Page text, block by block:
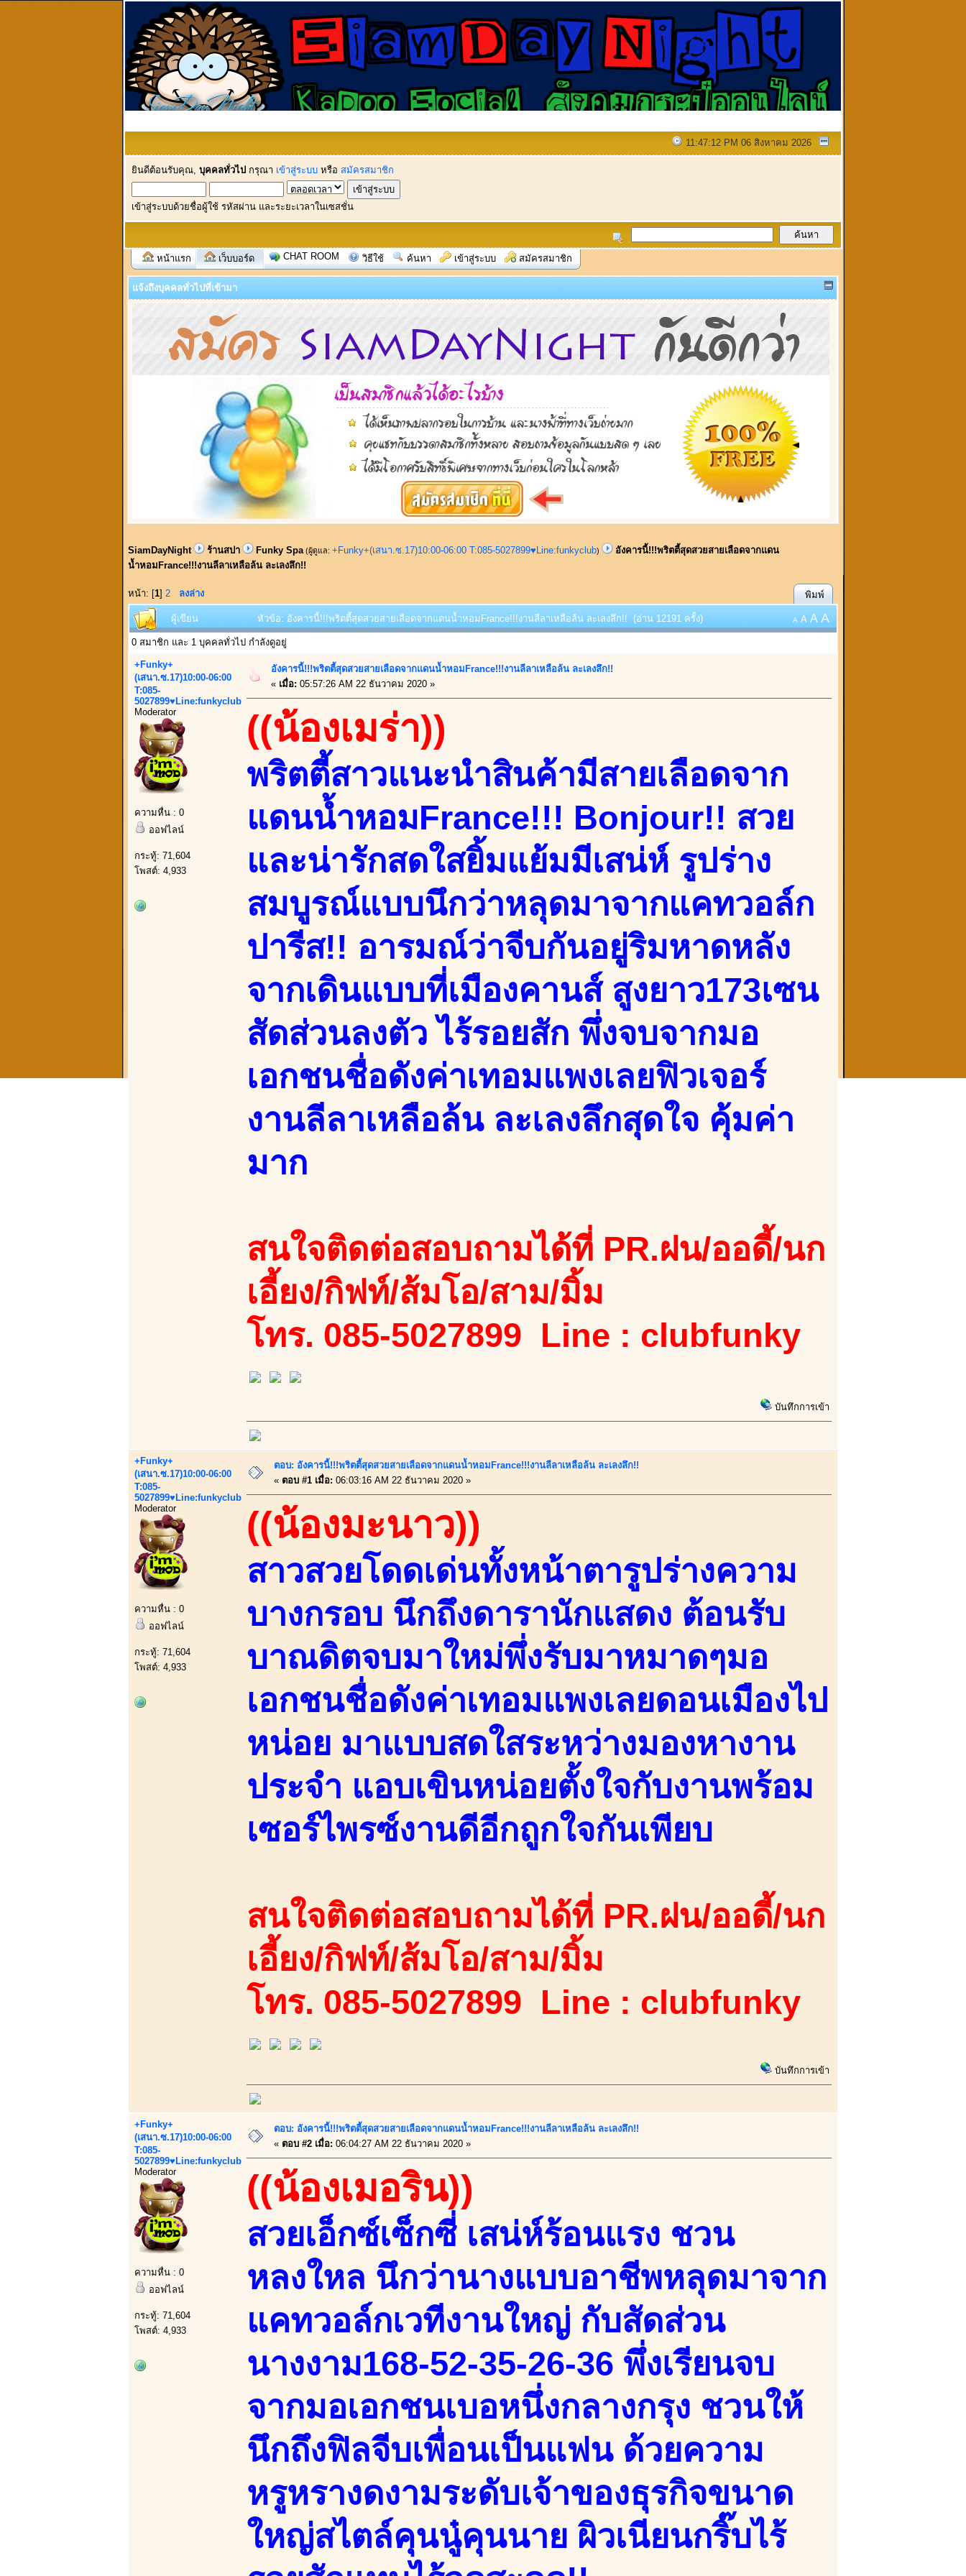
11:47:12 PM 06 สิงหาคม 2026
ยินดีต้อนรับคุณ, บุคคลทั่วไป กรุณา เข้าสู่ระบบ หรือ สมัครสมาชิก
เข้าสู่ระบบด้วยชื่อผู้ใช้ รหัสผ่าน และระยะเวลาในเซสชั่น
หน้าแรก เว็บบอร์ด CHAT ROOM วิธีใช้ ค้นหา เข้าสู่ระบบ สมัครสมาชิก
แจ้งถึงบุคคลทั่วไปที่เข้ามา
SiamDayNight ร้านสปา Funky Spa (ผู้ดูแล: +Funky+(เสนา.ซ.17)10:00-06:00 T:085-5027899♥Line:funkyclub)
อังคารนี้!!!พริตตี้สุดสวยสายเลือดจากแดน
น้ำหอมFrance!!!งานลีลาเหลือล้น ละเลงลึก!!
หน้า: [1] 2 ลงล่าง พิมพ์
ผู้เขียน หัวข้อ: อังคารนี้!!!พริตตี้สุดสวยสายเลือดจากแดนน้ำหอมFrance!!!งานลีลาเหลือล้น ละเลงลึก!! (อ่าน 12191 ครั้ง) A A A A
0 สมาชิก และ 1 บุคคลทั่วไป กำลังดูอยู่
+Funky+
(เสนา.ซ.17)10:00-06:00
T:085-
5027899♥Line:funkyclub
Moderator
ความหื่น : 0
ออฟไลน์
กระทู้: 71,604
โพสต์: 4,933
อังคารนี้!!!พริตตี้สุดสวยสายเลือดจากแดนน้ำหอมFrance!!!งานลีลาเหลือล้น ละเลงลึก!!
« เมื่อ: 05:57:26 AM 22 ธันวาคม 2020 »
((น้องเมร่า))
พริตตี้สาวแนะนำสินค้ามีสายเลือดจาก
แดนน้ำหอมFrance!!! Bonjour!! สวย
และน่ารักสดใสยิ้มแย้มมีเสน่ห์ รูปร่าง
สมบูรณ์แบบนึกว่าหลุดมาจากแคทวอล์ก
ปารีส!! อารมณ์ว่าจีบกันอยู่ริมหาดหลัง
จากเดินแบบที่เมืองคานส์ สูงยาว173เซน
สัดส่วนลงตัว ไร้รอยสัก พึ่งจบจากมอ
เอกชนชื่อดังค่าเทอมแพงเลยฟิวเจอร์
งานลีลาเหลือล้น ละเลงลึกสุดใจ คุ้มค่า
มาก
สนใจติดต่อสอบถามได้ที่ PR.ฝน/ออดี้/นก
เอี้ยง/กิฟท์/ส้มโอ/สาม/มิ้ม
โทร. 085-5027899 Line : clubfunky
บันทึกการเข้า
+Funky+
(เสนา.ซ.17)10:00-06:00
T:085-
5027899♥Line:funkyclub
Moderator
ความหื่น : 0
ออฟไลน์
กระทู้: 71,604
โพสต์: 4,933
ตอบ: อังคารนี้!!!พริตตี้สุดสวยสายเลือดจากแดนน้ำหอมFrance!!!งานลีลาเหลือล้น ละเลงลึก!!
« ตอบ #1 เมื่อ: 06:03:16 AM 22 ธันวาคม 2020 »
((น้องมะนาว))
สาวสวยโดดเด่นทั้งหน้าตารูปร่างความ
บางกรอบ นึกถึงดารานักแสดง ต้อนรับ
บาณดิตจบมาใหม่พึ่งรับมาหมาดๆมอ
เอกชนชื่อดังค่าเทอมแพงเลยดอนเมืองไป
หน่อย มาแบบสดใสระหว่างมองหางาน
ประจำ แอบเขินหน่อยตั้งใจกับงานพร้อม
เซอร์ไพรซ์งานดีอีกถูกใจกันเพียบ
สนใจติดต่อสอบถามได้ที่ PR.ฝน/ออดี้/นก
เอี้ยง/กิฟท์/ส้มโอ/สาม/มิ้ม
โทร. 085-5027899 Line : clubfunky
บันทึกการเข้า
+Funky+
(เสนา.ซ.17)10:00-06:00
T:085-
5027899♥Line:funkyclub
Moderator
ความหื่น : 0
ออฟไลน์
กระทู้: 71,604
โพสต์: 4,933
ตอบ: อังคารนี้!!!พริตตี้สุดสวยสายเลือดจากแดนน้ำหอมFrance!!!งานลีลาเหลือล้น ละเลงลึก!!
« ตอบ #2 เมื่อ: 06:04:27 AM 22 ธันวาคม 2020 »
((น้องเมอริน))
สวยเอ็กซ์เซ็กซี่ เสน่ห์ร้อนแรง ชวน
หลงใหล นึกว่านางแบบอาชีพหลุดมาจาก
แคทวอล์กเวทีงานใหญ่ กับสัดส่วน
นางงาม168-52-35-26-36 พึ่งเรียนจบ
จากมอเอกชนเบอหนึ่งกลางกรุง ชวนให้
นึกถึงฟิลจีบเพื่อนเป็นแฟน ด้วยความ
หรูหรางดงามระดับเจ้าของธุรกิจขนาด
ใหญ่สไตล์คุนนู๋คุนนาย ผิวเนียนกริ๊บไร้